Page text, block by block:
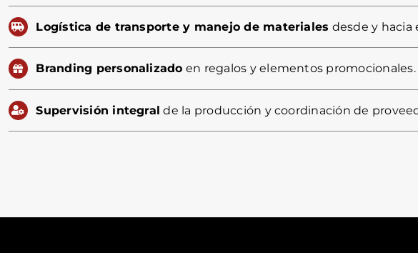
Logística de transporte y manejo de materiales desde y hacia
Branding personalizado en regalos y elementos promocionales.
Supervisión integral de la producción y coordinación de